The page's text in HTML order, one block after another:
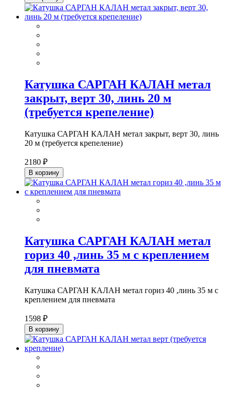
Катушка САРГАН КАЛАН метал
закрыт, верт 30, линь 20 м
(требуется крепеление)
Катушка САРГАН КАЛАН метал закрыт, верт 30, линь
20 м (требуется крепеление)
2180 ₽
В корзину
Катушка САРГАН КАЛАН метал
гориз 40 ,линь 35 м с креплением
для пневмата
Катушка САРГАН КАЛАН метал гориз 40 ,линь 35 м с
креплением для пневмата
1598 ₽
В корзину